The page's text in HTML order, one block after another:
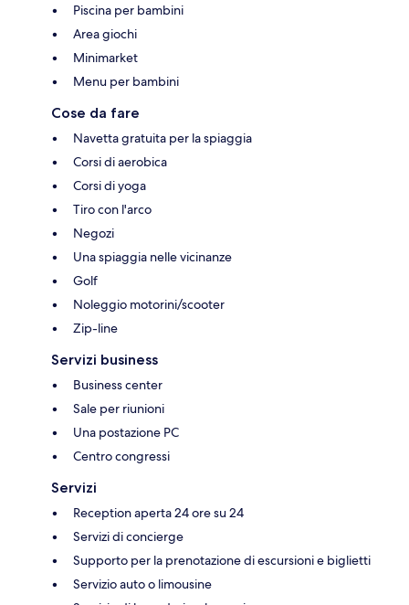
Piscina per bambini
Area giochi
Minimarket
Menu per bambini
Cose da fare
Navetta gratuita per la spiaggia
Corsi di aerobica
Corsi di yoga
Tiro con l'arco
Negozi
Una spiaggia nelle vicinanze
Golf
Noleggio motorini/scooter
Zip-line
Servizi business
Business center
Sale per riunioni
Una postazione PC
Centro congressi
Servizi
Reception aperta 24 ore su 24
Servizi di concierge
Supporto per la prenotazione di escursioni e biglietti
Servizio auto o limousine